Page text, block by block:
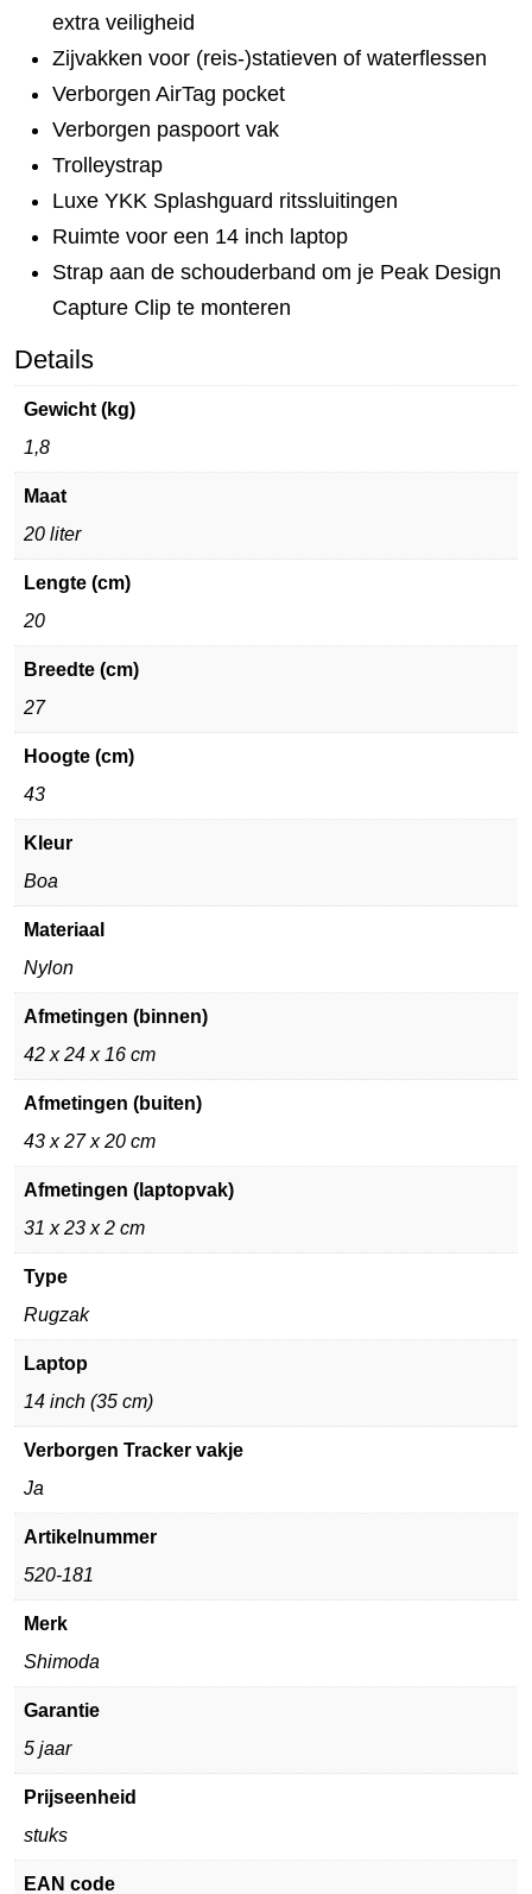
extra veiligheid
Zijvakken voor (reis-)statieven of waterflessen
Verborgen AirTag pocket
Verborgen paspoort vak
Trolleystrap
Luxe YKK Splashguard ritssluitingen
Ruimte voor een 14 inch laptop
Strap aan de schouderband om je Peak Design
Capture Clip te monteren
Details
Gewicht (kg)
1,8
Maat
20 liter
Lengte (cm)
20
Breedte (cm)
27
Hoogte (cm)
43
Kleur
Boa
Materiaal
Nylon
Afmetingen (binnen)
42 x 24 x 16 cm
Afmetingen (buiten)
43 x 27 x 20 cm
Afmetingen (laptopvak)
31 x 23 x 2 cm
Type
Rugzak
Laptop
14 inch (35 cm)
Verborgen Tracker vakje
Ja
Artikelnummer
520-181
Merk
Shimoda
Garantie
5 jaar
Prijseenheid
stuks
EAN code